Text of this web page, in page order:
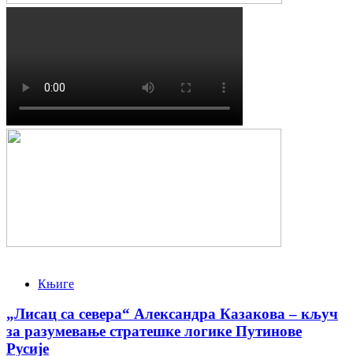
Књиге
„Лисац са севера“ Александра Казакова – кључ
за разумевање стратешке логике Путинове
Русије